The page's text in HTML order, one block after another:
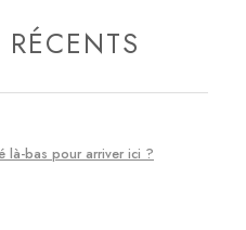
là-bas pour arriver ici ?